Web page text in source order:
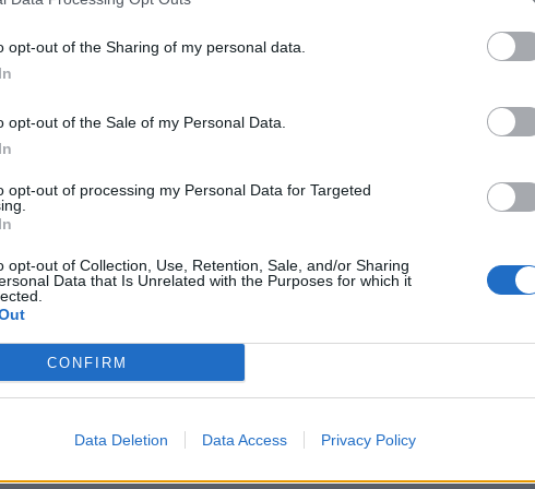
opt-out of the Sharing of my personal data.
opt-out of the Sale of my Personal Data.
opt-out of processing my Personal Data for Targeted
opt-out of Collection, Use, Retention, Sale, and/or Sharing
Data that Is Unrelated with the Purposes for which it
CONFIRM
Data Deletion Data Access Privacy Policy
o offesa nei confronti della
e della dignità del popolo
denunciare senza esitazioni non solo i
ma anche il linguaggio dell’odio che li
ha aggiunto il Presidente della Comunità
"non possono esserci ambiguità: è
democratici, senza tentennamenti. Il
non è una battaglia degli
responsabilità collettiva".